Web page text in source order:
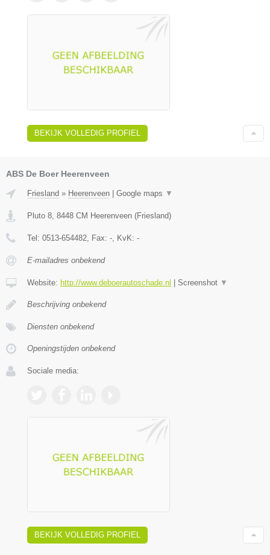
BEKIJK VOLLEDIG PROFIEL
ABS De Boer Heerenveen
Friesland » Heerenveen | Google maps ▼
Pluto 8 8448 CM Heerenveen (Friesland)
Tel: 0513-654482 , Fax: - , KvK: -
E-mailadres onbekend
Website: http://www.deboerautoschade.nl | Screenshot ▼
Beschrijving onbekend
Diensten onbekend
Openingstijden onbekend
Sociale media:
BEKIJK VOLLEDIG PROFIEL